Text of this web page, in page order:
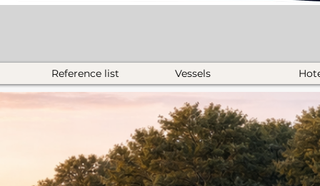
Vessels
Reference list